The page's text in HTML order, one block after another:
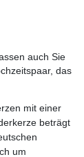
auch Sie
das
mit einer
beträgt
um